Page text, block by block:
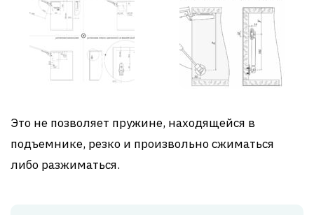
Это не позволяет пружине, находящейся в
подъемнике, резко и произвольно сжиматься
либо разжиматься.